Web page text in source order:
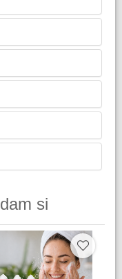
si